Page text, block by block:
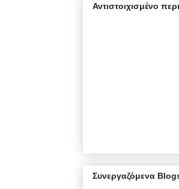
Αντιστοιχισμένο
Συνεργαζόμενα